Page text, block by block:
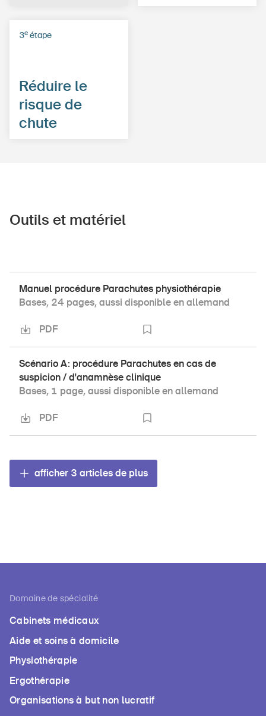
Réduire le
risque de
chute
3e étape
Outils et matériel
Manuel procédure Parachutes physiothérapie
Bases, 24 pages, aussi disponible en allemand
PDF
Scénario A: procédure Parachutes en cas de
suspicion / d'anamnèse clinique
Bases, 1 page, aussi disponible en allemand
PDF
afficher 3 articles de plus
Domaine de spécialité
Cabinets médicaux
Aide et soins à domicile
Physiothérapie
Ergothérapie
Organisations à but non lucratif